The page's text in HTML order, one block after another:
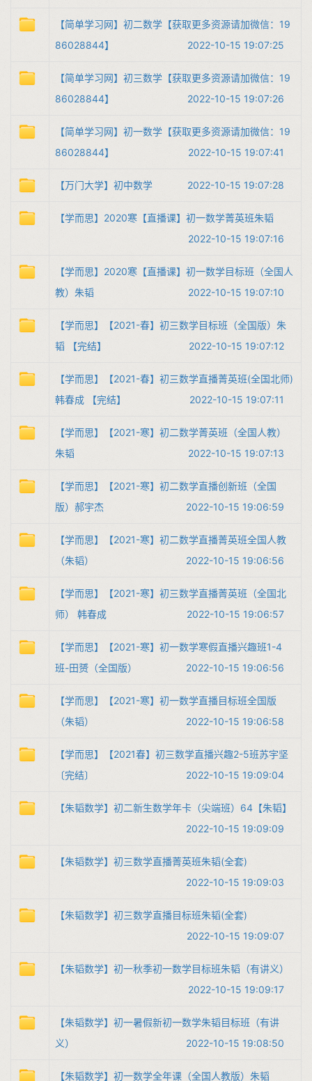
【简单学习网】初二数学【获取更多资源请加微信：19
86028844】
2022-10-15 19:07:25
【简单学习网】初三数学【获取更多资源请加微信：19
86028844】
2022-10-15 19:07:26
【简单学习网】初一数学【获取更多资源请加微信：19
86028844】
2022-10-15 19:07:41
【万门大学】初中数学 2022-10-15 19:07:28
【学而思】2020寒【直播课】初一数学菁英班朱韬
2022-10-15 19:07:16
【学而思】2020寒【直播课】初一数学目标班（全国人
教）朱韬
2022-10-15 19:07:10
【学而思】【2021-春】初三数学目标班（全国版）朱
韬 【完结】
2022-10-15 19:07:12
【学而思】【2021-春】初三数学直播菁英班(全国北师)
韩春成 【完结】
2022-10-15 19:07:11
【学而思】【2021-寒】初二数学菁英班（全国人教）
朱韬
2022-10-15 19:07:13
【学而思】【2021-寒】初二数学直播创新班（全国
版）郝宇杰
2022-10-15 19:06:59
【学而思】【2021-寒】初二数学直播菁英班全国人教
（朱韬）
2022-10-15 19:06:56
【学而思】【2021-寒】初三数学直播菁英班（全国北
师） 韩春成
2022-10-15 19:06:57
【学而思】【2021-寒】初一数学寒假直播兴趣班1-4
班-田赟（全国版）
2022-10-15 19:06:56
【学而思】【2021-寒】初一数学直播目标班全国版
（朱韬）
2022-10-15 19:06:58
【学而思】【2021春】初三数学直播兴趣2-5班苏宇坚
〔完结〕
2022-10-15 19:09:04
【朱韬数学】初二新生数学年卡（尖端班）64【朱韬】
2022-10-15 19:09:09
【朱韬数学】初三数学直播菁英班朱韬(全套)
2022-10-15 19:09:03
【朱韬数学】初三数学直播目标班朱韬(全套)
2022-10-15 19:09:07
【朱韬数学】初一秋季初一数学目标班朱韬（有讲义）
2022-10-15 19:09:17
【朱韬数学】初一暑假新初一数学朱韬目标班（有讲
义）
2022-10-15 19:08:50
【朱韬数学】初一数学全年课（全国人教版）朱韬